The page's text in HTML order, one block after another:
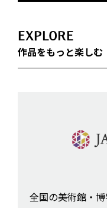
EXPLORE
作品をもっと楽しむ
全国の美術館・